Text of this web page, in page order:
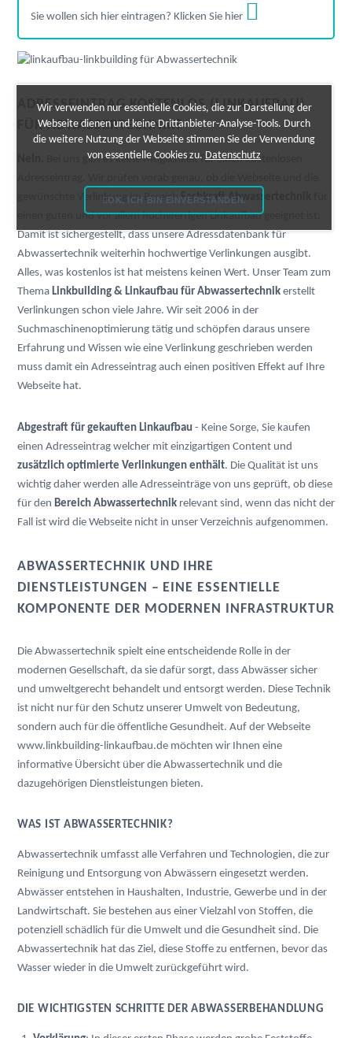
Sie wollen sich hier eintragen? Klicken Sie hier
ADRESSEINTRAG KOSTENLOS (LINKAUFBAU)
FÜR ABWASSERTECHNIK?
Bei uns gibt es keine Möglichkeit für einen kostenlosen
gewünschte Verlinkung im BereichFachkraft Abwassertechnik
einen guten und vor allem hochwertigen Linkaufbau geeignet ist.
Damit ist sichergestellt, dass unsere Adressdatenbank für
Abwassertechnik weiterhin hochwertige Verlinkungen ausgibt.
Alles, was kostenlos ist hat meistens keinen Wert. Unser Team zum
Thema Linkbuilding & Linkaufbau für Abwassertechnik erstellt
Verlinkungen schon viele Jahre. Wir seit 2006 in der
Suchmaschinenoptimierung tätig und schöpfen daraus unsere
Erfahrung und Wissen wie eine Verlinkung geschrieben werden
muss damit ein Adresseintrag auch einen positiven Effekt auf Ihre
Webseite hat.
Abgestraft für gekauften Linkaufbau - Keine Sorge, Sie kaufen
einen Adresseintrag welcher mit einzigartigen Content und
zusätzlich optimierte Verlinkungen enthält. Die Qualität ist uns
wichtig daher werden alle Adresseinträge von uns geprüft, ob diese
für den Bereich Abwassertechnik relevant sind, wenn das nicht der
Fall ist wird die Webseite nicht in unser Verzeichnis aufgenommen.
ABWASSERTECHNIK UND IHRE
DIENSTLEISTUNGEN – EINE ESSENTIELLE
KOMPONENTE DER MODERNEN INFRASTRUKTUR
Die Abwassertechnik spielt eine entscheidende Rolle in der
modernen Gesellschaft, da sie dafür sorgt, dass Abwässer sicher
und umweltgerecht behandelt und entsorgt werden. Diese Technik
ist nicht nur für den Schutz unserer Umwelt von Bedeutung,
www.linkbuilding-linkaufbau.de möchten wir Ihnen eine
informative Übersicht über die Abwassertechnik und die
dazugehörigen Dienstleistungen bieten.
WAS IST ABWASSERTECHNIK?
Abwassertechnik umfasst alle Verfahren und Technologien, die zur
Reinigung und Entsorgung von Abwässern eingesetzt werden.
Abwässer entstehen in Haushalten, Industrie, Gewerbe und in der
Landwirtschaft. Sie bestehen aus einer Vielzahl von Stoffen, die
potenziell schädlich für die Umwelt und die Gesundheit sind. Die
Abwassertechnik hat das Ziel, diese Stoffe zu entfernen, bevor das
Wasser wieder in die Umwelt zurückgeführt wird.
DIE WICHTIGSTEN SCHRITTE DER ABWASSERBEHANDLUNG
Wir verwenden nur essentielle Cookies, die zur Darstellung der
Webseite dienen und keine Drittanbieter-Analyse-Tools. Durch
die weitere Nutzung der Webseite stimmen Sie der Verwendung
von essentielle Cookies zu.Datenschutz
OK, ICH BIN EINVERSTANDEN.